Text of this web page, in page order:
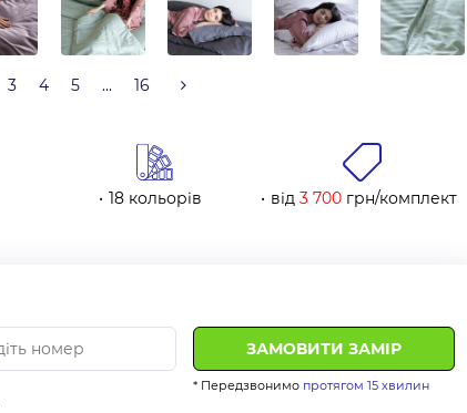
3 4 5 ... 16
18 кольорів від3 700 грн/комплект
* Передзвонимо протягом 15 хвилин